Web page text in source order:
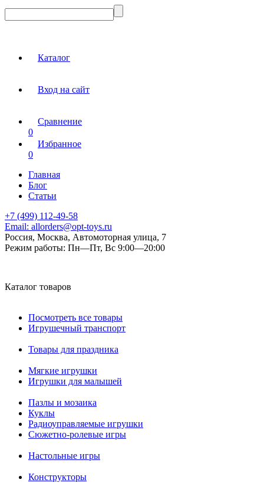
Каталог
Вход на сайт
Сравнение
0
Избранное
0
Главная
Блог
Статьи
+7 (499) 112-49-58
Email: allorders@opt-toys.ru
Россия, Москва, Автомоторная улица, 7
Режим работы: Пн—Пт, Вс 9:00—20:00
Каталог товаров
Посмотреть все товары
Игрушечный транспорт
Товары для праздника
Мягкие игрушки
Игрушки для малышей
Пазлы и мозаика
Куклы
Радиоуправляемые игрушки
Сюжетно-ролевые игры
Настольные игры
Конструкторы